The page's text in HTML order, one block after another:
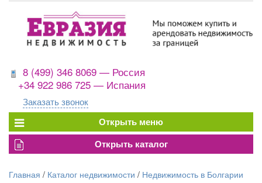
8 (499) 346 8069 — Россия
+34 922 986 725 — Испания
Заказать звонок
Главная / Каталог недвижимости / Недвижимость в Болгарии